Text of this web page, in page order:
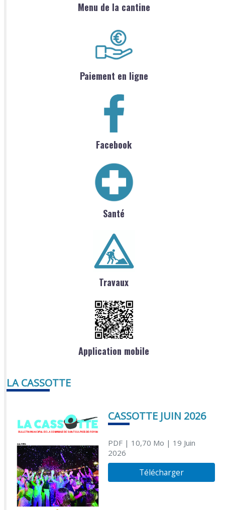
Menu de la cantine
Paiement en ligne
Facebook
Santé
Travaux
Application mobile
LA CASSOTTE
CASSOTTE JUIN 2026
PDF| 10,70 Mo | 19 Juin
2026
Télécharger